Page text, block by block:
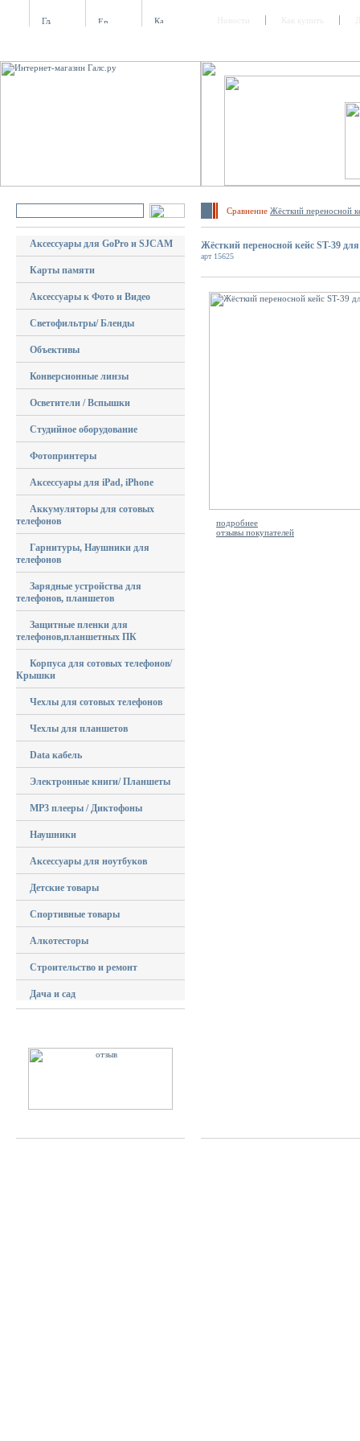
Сравнение Жёсткий переносной
Аксессуары для GoPro и SJCAM
Карты памяти
Аксессуары к Фото и Видео
Светофильтры/ Бленды
Объективы
Конверсионные линзы
Осветители / Вспышки
Студийное оборудование
Фотопринтеры
Аксессуары для iPad, iPhone
Аккумуляторы для сотовых
телефонов
Гарнитуры, Наушники для
телефонов
Зарядные устройства для
телефонов, планшетов
Защитные пленки для
телефонов,планшетных ПК
Корпуса для сотовых телефонов/
Крышки
Чехлы для сотовых телефонов
Чехлы для планшетов
Data кабель
Электронные книги/ Планшеты
MP3 плееры / Диктофоны
Наушники
Аксессуары для ноутбуков
Детские товары
Спортивные товары
Алкотесторы
Строительство и ремонт
Дача и сад
Жёсткий переносной кейс ST-39
арт 15625
подробнее
отзывы покупателей